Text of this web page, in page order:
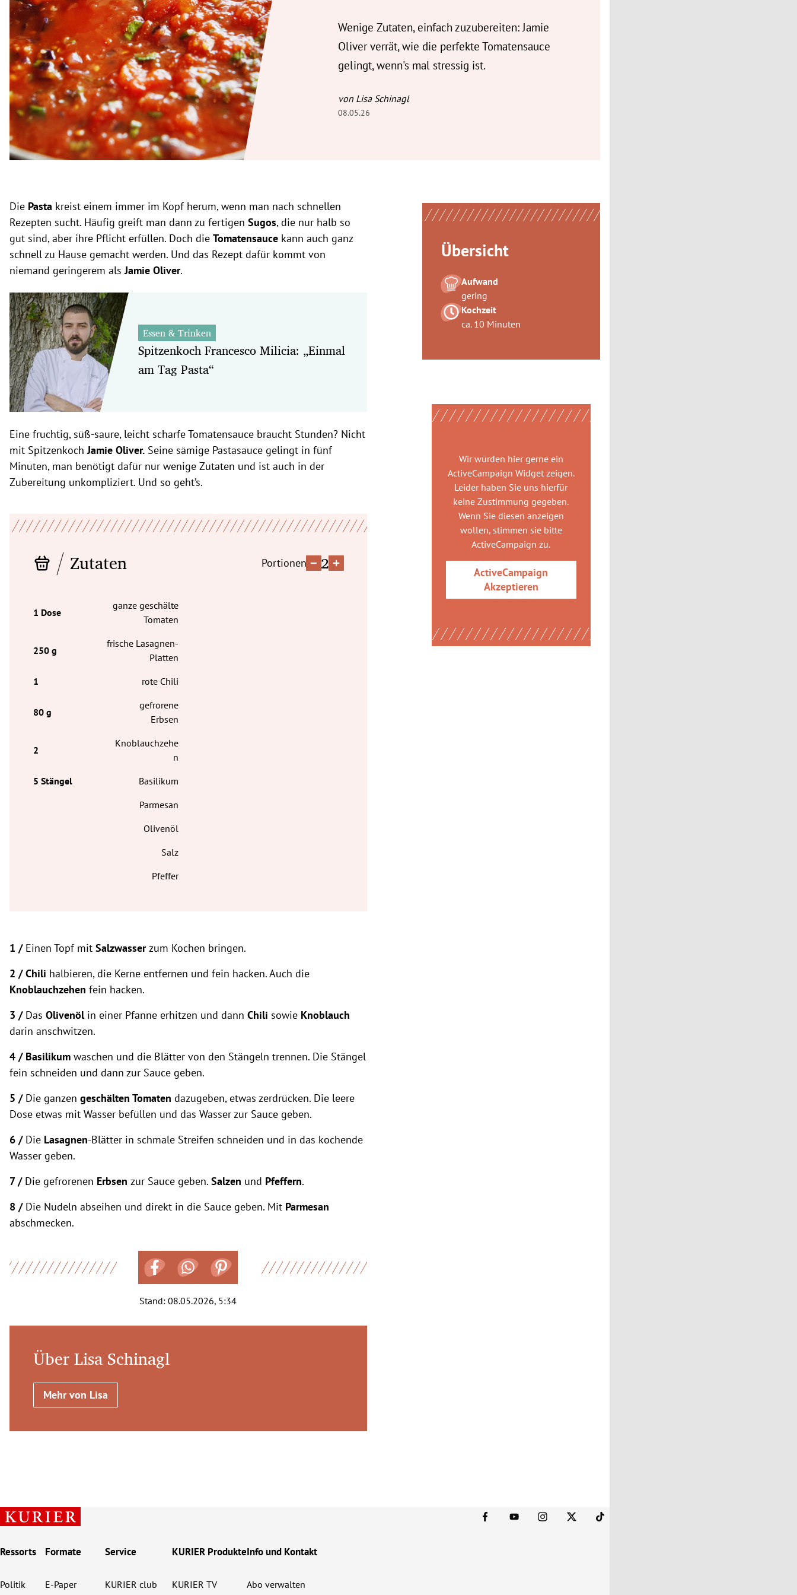
Untermenü
Untermenü
Untermenü
Untermenü
Untermenü
Untermenü
Untermenü
Wenige Zutaten, einfach zuzubereiten: Jamie
Oliver verrät, wie die perfekte Tomatensauce
gelingt, wenn's mal stressig ist.
von Lisa Schinagl
08.05.26
Die Pasta kreist einem immer im Kopf herum, wenn man nach schnellen
Rezepten sucht. Häufig greift man dann zu fertigen Sugos, die nur halb so
gut sind, aber ihre Pflicht erfüllen. Doch die Tomatensauce kann auch ganz
schnell zu Hause gemacht werden. Und das Rezept dafür kommt von
niemand geringerem alsJamie Oliver.
Essen & Trinken
Spitzenkoch Francesco Milicia: „Einmal
am Tag Pasta“
Eine fruchtig, süß-saure, leicht scharfe Tomatensauce braucht Stunden? Nicht
mit SpitzenkochJamie Oliver. Seine sämige Pastasauce gelingt in fünf
Minuten, man benötigt dafür nur wenige Zutaten und ist auch in der
Zubereitung unkompliziert. Und so geht’s.
Zutaten Portionen 2
ganze geschälte
Tomaten
frische Lasagnen-
Platten
rote Chili
gefrorene
Erbsen
Knoblauchzehe
n
Basilikum
Parmesan
Olivenöl
Salz
Pfeffer
1 / Einen Topf mit Salzwasserzum Kochen bringen.
2 / Chili halbieren, die Kerne entfernen und fein hacken. Auch die
Knoblauchzehen fein hacken.
3 /Das Olivenöl in einer Pfanne erhitzen und dann Chili sowie Knoblauch
darin anschwitzen.
4 / Basilikum waschen und die Blätter von den Stängeln trennen. Die Stängel
fein schneiden und dann zur Sauce geben.
5 / Die ganzen geschälten Tomaten dazugeben, etwas zerdrücken. Die leere
Dose etwas mit Wasser befüllen und das Wasser zur Sauce geben.
6 /Die Lasagnen-Blätter in schmale Streifen schneiden und in das kochende
Wasser geben.
7 /Die gefrorenen Erbsen zur Sauce geben. Salzen und Pfeffern.
8 /Die Nudeln abseihen und direkt in die Sauce geben. Mit Parmesan
abschmecken.
Stand:08.05.2026, 5:34
Über Lisa Schinagl
Mehr von Lisa
Übersicht
Aufwand
gering
Kochzeit
ca. 10 Minuten
Wir würden hier gerne ein
ActiveCampaign Widgetzeigen.
Leider haben Sie uns hierfür
keine Zustimmung gegeben.
Wenn Sie diesen anzeigen
wollen, stimmen sie bitte
ActiveCampaign zu.
ActiveCampaign
Akzeptieren
Ressorts
Politik
Formate
E-Paper
Service
KURIER club
KURIER Produkte
KURIER TV
Info und Kontakt
Abo verwalten